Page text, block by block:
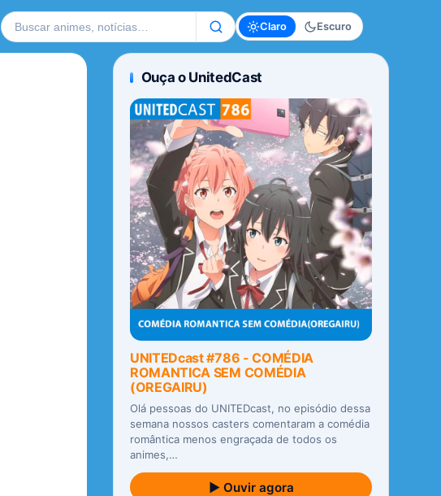
Buscar no site Claro Escuro
Ouça o UnitedCast
UNITEDcast #786 - COMÉDIA
ROMANTICA SEM COMÉDIA
(OREGAIRU)
Olá pessoas do UNITEDcast, no episódio dessa
semana nossos casters comentaram a comédia
romântica menos engraçada de todos os
animes,…
▶ Ouvir agora